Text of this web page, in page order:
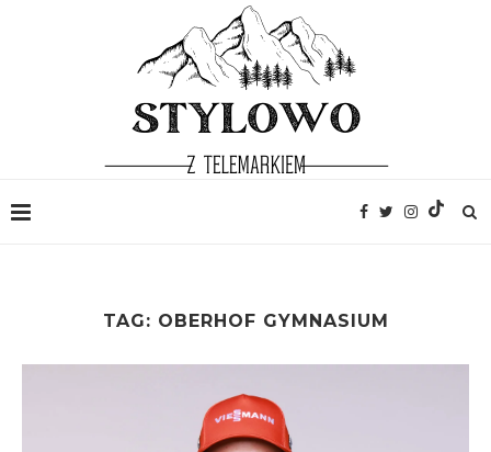
TAG: OBERHOF GYMNASIUM